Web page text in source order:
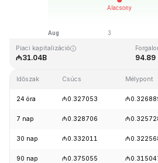
Utolsó frissítés: 2026-08-07, 20:37 GMT+0
₼0.431288
Piaci kapitalizáció
₼31.04B 94.89
Időszak Csúcs Mélypont
24 óra ₼0.327053
7 nap ₼0.328706
30 nap ₼0.332011
90 nap ₼0.375055